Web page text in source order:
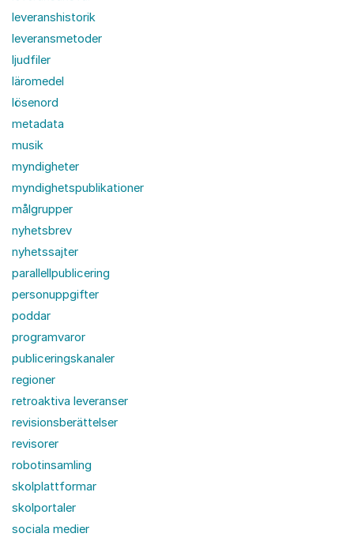
leveranshistorik
leveransmetoder
ljudfiler
läromedel
lösenord
metadata
musik
myndigheter
myndighetspublikationer
målgrupper
nyhetsbrev
nyhetssajter
parallellpublicering
personuppgifter
poddar
programvaror
publiceringskanaler
regioner
retroaktiva leveranser
revisionsberättelser
revisorer
robotinsamling
skolplattformar
skolportaler
sociala medier